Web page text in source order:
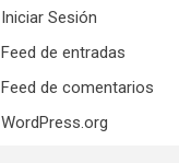
Iniciar Sesión
Feed de entradas
Feed de comentarios
WordPress.org